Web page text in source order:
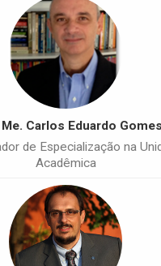
Carlos Eduardo Gomes
de Especialização na
Acadêmica